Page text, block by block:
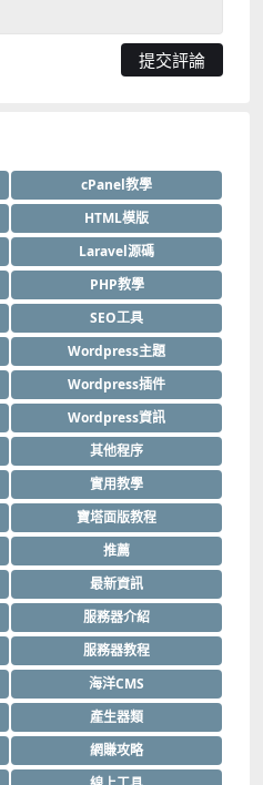
cPanel教學
HTML模版
Laravel源碼
PHP教學
SEO工具
Wordpress主題
Wordpress插件
Wordpress資訊
其他程序
實用教學
寶塔面版教程
推薦
最新資訊
服務器介紹
服務器教程
海洋CMS
產生器類
網賺攻略